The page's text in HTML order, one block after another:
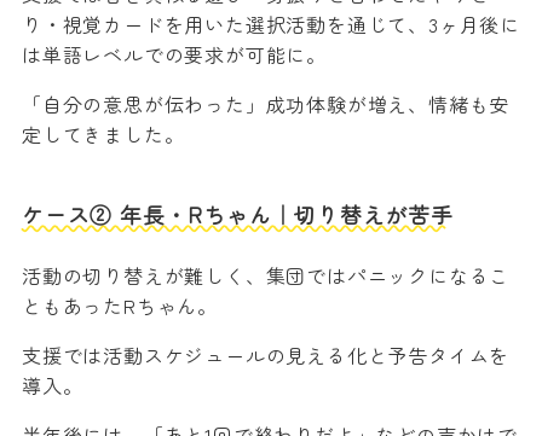
り・視覚カードを用いた選択活動を通じて、3ヶ月後に
は単語レベルでの要求が可能に。
「自分の意思が伝わった」成功体験が増え、情緒も安
定してきました。
ケース② 年長・Rちゃん｜切り替えが苦手
活動の切り替えが難しく、集団ではパニックになるこ
ともあったRちゃん。
支援では活動スケジュールの見える化と予告タイムを
導入。